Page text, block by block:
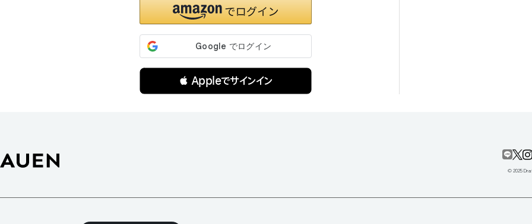
 Appleでサインイン
© 2025